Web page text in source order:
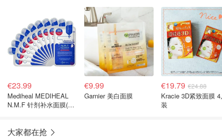
€23.99
Mediheal MEDIHEAL
N.M.F 针剂补水面膜(10
€9.99
Garnier 美白面膜
€19.79 €24.88
Kracie 3D紧致面膜
装
大家都在抢